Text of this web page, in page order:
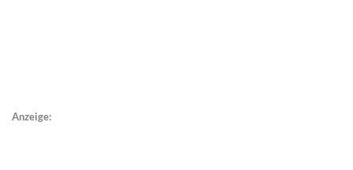
Anzeige: